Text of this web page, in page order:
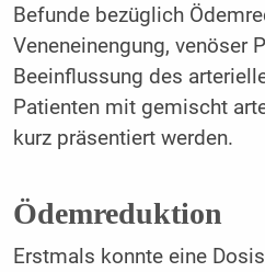
Befunde bezüglich
Veneneinengung, venöser
Beeinflussung des
Patienten mit gemischt
kurz präsentiert werden.
Ödemreduktion
Erstmals konnte eine